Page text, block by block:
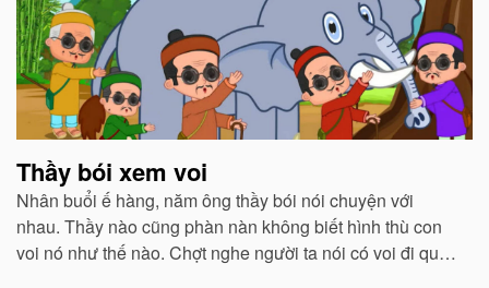
Thầy bói xem voi
Nhân buổi ế hàng, năm ông thầy bói nói chuyện với
nhau. Thầy nào cũng phàn nàn không biết hình thù con
voi nó như thế nào. Chợt nghe người ta nói có voi đi qua,